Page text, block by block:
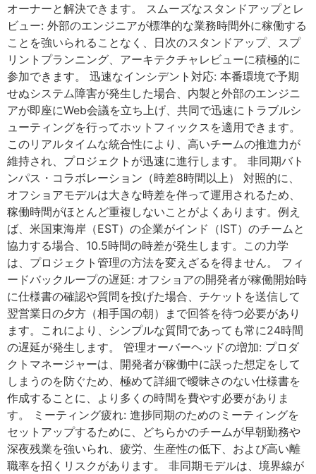
オーナーと解決できます。 スムーズなスタンドアップとレ
ビュー: 外部のエンジニアが標準的な業務時間外に稼働する
ことを強いられることなく、日次のスタンドアップ、スプ
リントプランニング、アーキテクチャレビューに積極的に
参加できます。 迅速なインシデント対応: 本番環境で予期
せぬシステム障害が発生した場合、内製と外部のエンジニ
アが即座にWeb会議を立ち上げ、共同で迅速にトラブルシ
ューティングを行ってホットフィックスを適用できます。
このリアルタイムな統合性により、高いチームの推進力が
維持され、プロジェクトが迅速に進行します。 非同期バト
ンパス・コラボレーション（時差8時間以上） 対照的に、
オフショアモデルは大きな時差を伴って運用されるため、
稼働時間がほとんど重複しないことがよくあります。例え
ば、米国東海岸（EST）の企業がインド（IST）のチームと
協力する場合、10.5時間の時差が発生します。この力学
は、プロジェクト管理の方法を変えざるを得ません。 フィ
ードバックループの遅延: オフショアの開発者が稼働開始時
に仕様書の確認や質問を投げた場合、チケットを送信して
翌営業日の夕方（相手国の朝）まで回答を待つ必要があり
ます。これにより、シンプルな質問であっても常に24時間
の遅延が発生します。 管理オーバーヘッドの増加: プロダ
クトマネージャーは、開発者が稼働中に誤った想定をして
しまうのを防ぐため、極めて詳細で曖昧さのない仕様書を
作成することに、より多くの時間を費やす必要がありま
す。 ミーティング疲れ: 進捗同期のためのミーティングを
セットアップするために、どちらかのチームが早朝勤務や
深夜残業を強いられ、疲労、生産性の低下、および高い離
職率を招くリスクがあります。 非同期モデルは、境界線が